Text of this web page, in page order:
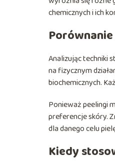
chemicznych i ich
Analizując techniki
na fizycznym
biochemicznych.
Ponieważ peelingi
preferencje skóry.
dla danego celu
Kiedy